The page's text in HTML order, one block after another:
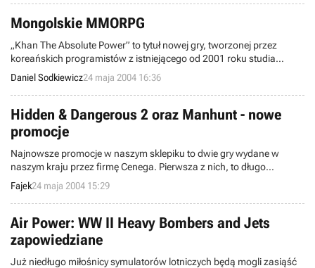
takie jest zapotrzebowanie graczy. Tymczasem, korporacja
wydawnicza Electronic Arts postanowiła uczcić tę okrągłą rocznicę i
zapowiedziała wydanie specjalnej edycji Ultima Online 7th
Anniversary.
Mongolskie MMORPG
„Khan The Absolute Power” to tytuł nowej gry, tworzonej przez
koreańskich programistów z istniejącego od 2001 roku studia
Mirinae Entertainment. Fabuła gry przeniesie nas w czasy XIII wieku i
opowie prawdziwą historię o Genghis Khanie.
Daniel Sodkiewicz24 maja 2004 16:36
Hidden & Dangerous 2 oraz Manhunt - nowe
promocje
Najnowsze promocje w naszym sklepiku to dwie gry wydane w
naszym kraju przez firmę Cenega. Pierwsza z nich, to długo
oczekiwana gra akcji z okresu II Wojny Światowej zatytułowana
Hidden & Dangerous 2. Tytuł numer dwa to niezwykle
kontrowersyjny Manhunt.
Fajek24 maja 2004 15:29
Air Power: WW II Heavy Bombers and Jets
zapowiedziane
Już niedługo miłośnicy symulatorów lotniczych będą mogli zasiąść